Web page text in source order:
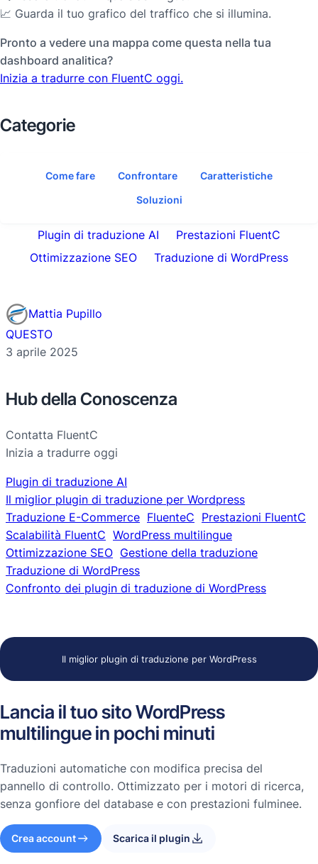
📈 Guarda il tuo grafico del traffico che si illumina.
Pronto a vedere una mappa come questa nella tua
dashboard analitica?
Inizia a tradurre con FluentC oggi.
Categorie
Come fare Confrontare
Caratteristiche
Soluzioni
Plugin di traduzione AI
Prestazioni FluentC
Ottimizzazione SEO
Traduzione di WordPress
Mattia Pupillo
QUESTO
3 aprile 2025
Hub della Conoscenza
Contatta FluentC
Inizia a tradurre oggi
Plugin di traduzione AI
Il miglior plugin di traduzione per Wordpress
Traduzione E-Commerce FluenteC Prestazioni FluentC
Scalabilità FluentC WordPress multilingue
Ottimizzazione SEO Gestione della traduzione
Traduzione di WordPress
Confronto dei plugin di traduzione di WordPress
Il miglior plugin di traduzione per WordPress
Lancia il tuo sito WordPress
multilingue in pochi minuti
Traduzioni automatiche con modifica precisa del
pannello di controllo. Ottimizzato per i motori di ricerca,
senza gonfiore del database e con prestazioni fulminee.
Crea account Scarica il plugin